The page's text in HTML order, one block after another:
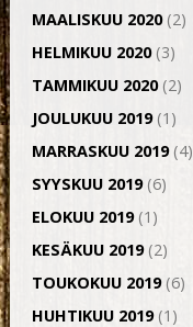
MAALISKUU 2020(2)
HELMIKUU 2020(3)
TAMMIKUU 2020(2)
JOULUKUU 2019(1)
MARRASKUU 2019(4)
SYYSKUU 2019(6)
ELOKUU 2019(1)
KESÄKUU 2019(2)
TOUKOKUU 2019(6)
HUHTIKUU 2019(1)